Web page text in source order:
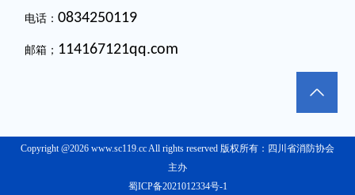
电话：0834250119
邮箱； 114167121qq.com
Copyright @2026 www.sc119.cc All rights reserved 版权所有：四川省消防协会
主办
蜀ICP备2021012334号-1